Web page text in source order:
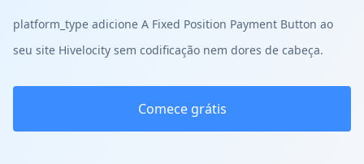
platform_type adicione A Fixed Position Payment Button ao
seu site Hivelocity sem codificação nem dores de cabeça.
Comece grátis